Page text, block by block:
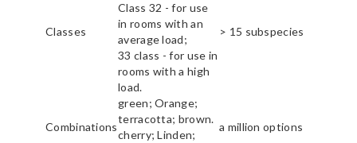
Classes
Class 32 - for use
in rooms with an
average load;
33 class - for use in
rooms with a high
load.
> 15 subspecies
Combinations
green; Orange;
terracotta; brown.
cherry; Linden;
a million options